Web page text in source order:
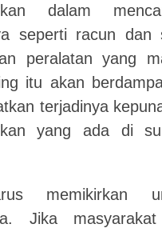
dalam
seperti racun dan
peralatan yang
itu akan
terjadinya
yang ada di
memikirkan
Jika